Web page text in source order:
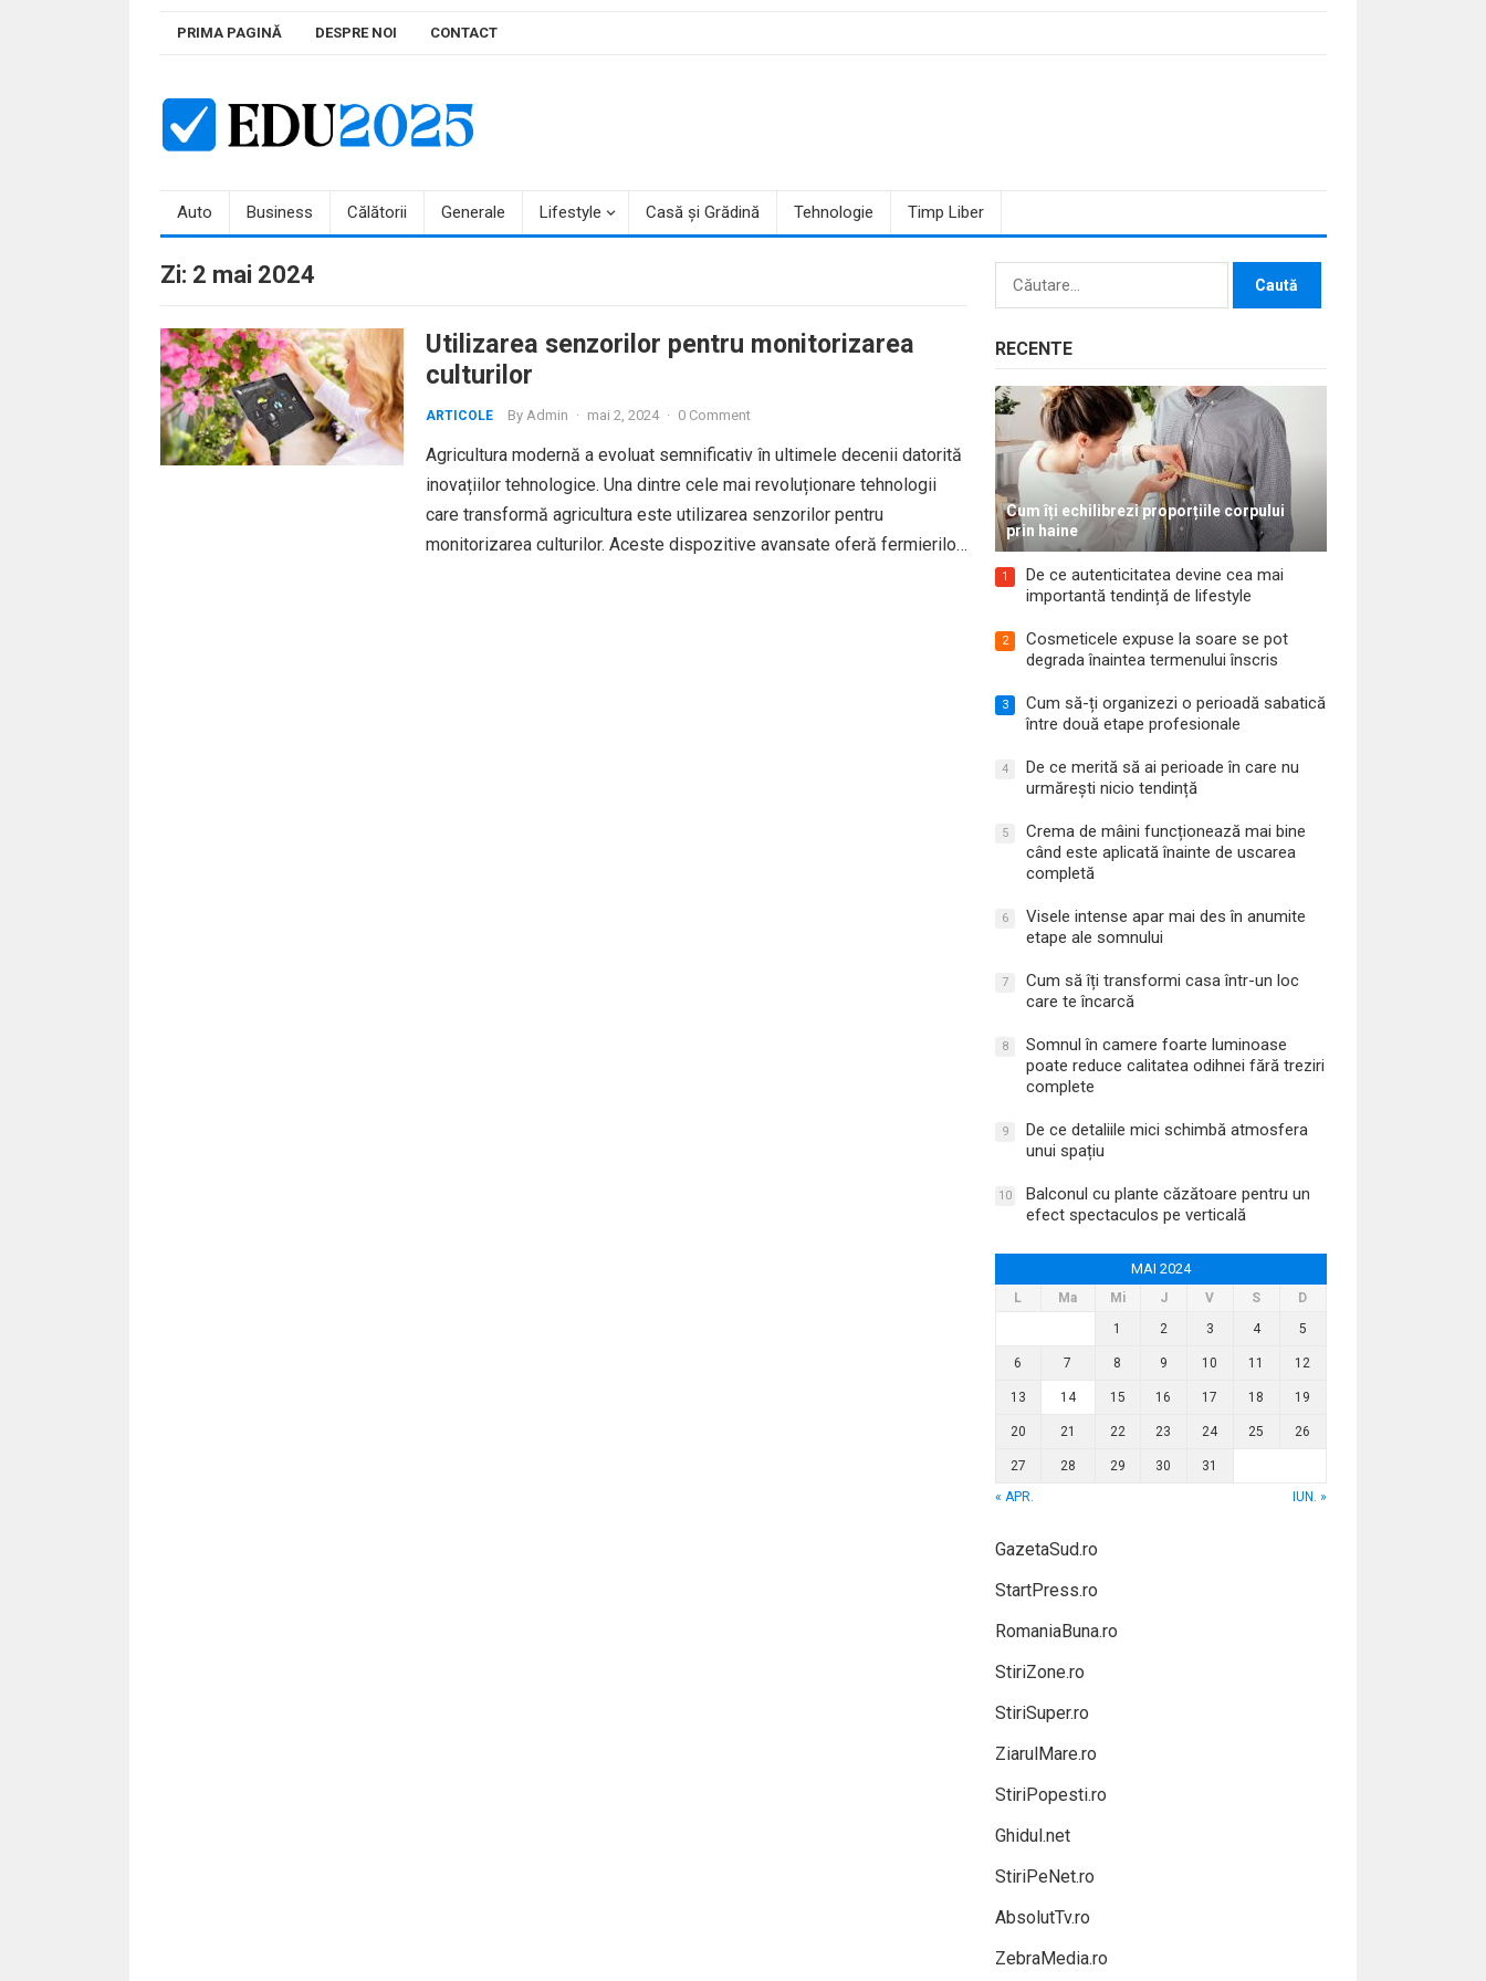
PRIMA PAGINĂ DESPRE NOI CONTACT
Auto Business Călătorii Generale Lifestyle Casă și Grădină Tehnologie Timp Liber
Zi: 2 mai 2024
Utilizarea senzorilor pentru monitorizarea
culturilor
ARTICOLE By Admin · mai 2, 2024 · 0 Comment
Agricultura modernă a evoluat semnificativ în ultimele decenii datorită
inovațiilor tehnologice. Una dintre cele mai revoluționare tehnologii
care transformă agricultura este utilizarea senzorilor pentru
monitorizarea culturilor. Aceste dispozitive avansate oferă fermierilor
Caută
RECENTE
Cum îți echilibrezi proporțiile corpului
prin haine
1
De ce autenticitatea devine cea mai
importantă tendință de lifestyle
2
Cosmeticele expuse la soare se pot
degrada înaintea termenului înscris
3
Cum să-ți organizezi o perioadă sabatică
între două etape profesionale
4
De ce merită să ai perioade în care nu
urmărești nicio tendință
5
Crema de mâini funcționează mai bine
când este aplicată înainte de uscarea
completă
6
Visele intense apar mai des în anumite
etape ale somnului
7
Cum să îți transformi casa într-un loc
care te încarcă
8
Somnul în camere foarte luminoase
poate reduce calitatea odihnei fără treziri
complete
9
De ce detaliile mici schimbă atmosfera
unui spațiu
10
Balconul cu plante căzătoare pentru un
efect spectaculos pe verticală
MAI 2024
L Ma Mi J V S
D
1
2 3 4 5
6 7 8 9 10 11 12
13 14 15 16 17 18 19
20 21 22 23 24 25 26
27 28 29 30
31
« APR.
IUN. »
GazetaSud.ro
StartPress.ro
RomaniaBuna.ro
StiriZone.ro
StiriSuper.ro
ZiarulMare.ro
StiriPopesti.ro
Ghidul.net
StiriPeNet.ro
AbsolutTv.ro
ZebraMedia.ro